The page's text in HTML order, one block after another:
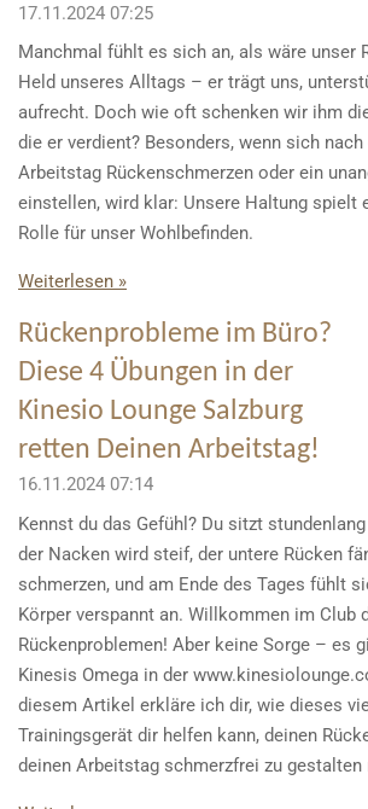
17.11.2024 07:25
Manchmal fühlt es sich an, als wäre unser
Held unseres Alltags – er trägt uns,
aufrecht. Doch wie oft schenken wir ihm
die er verdient? Besonders, wenn sich
Arbeitstag Rückenschmerzen oder ein
einstellen, wird klar: Unsere Haltung spielt
Rolle für unser Wohlbefinden.
Weiterlesen »
Rückenprobleme im Büro?
Diese 4 Übungen in der
Kinesio Lounge Salzburg
retten Deinen Arbeitstag!
16.11.2024 07:14
Kennst du das Gefühl? Du sitzt
der Nacken wird steif, der untere Rücken
schmerzen, und am Ende des Tages fühlt
Körper verspannt an. Willkommen im Club
Rückenproblemen! Aber keine Sorge – es
Kinesis Omega in der
diesem Artikel erkläre ich dir, wie dieses
Trainingsgerät dir helfen kann, deinen
deinen Arbeitstag schmerzfrei zu gestalten